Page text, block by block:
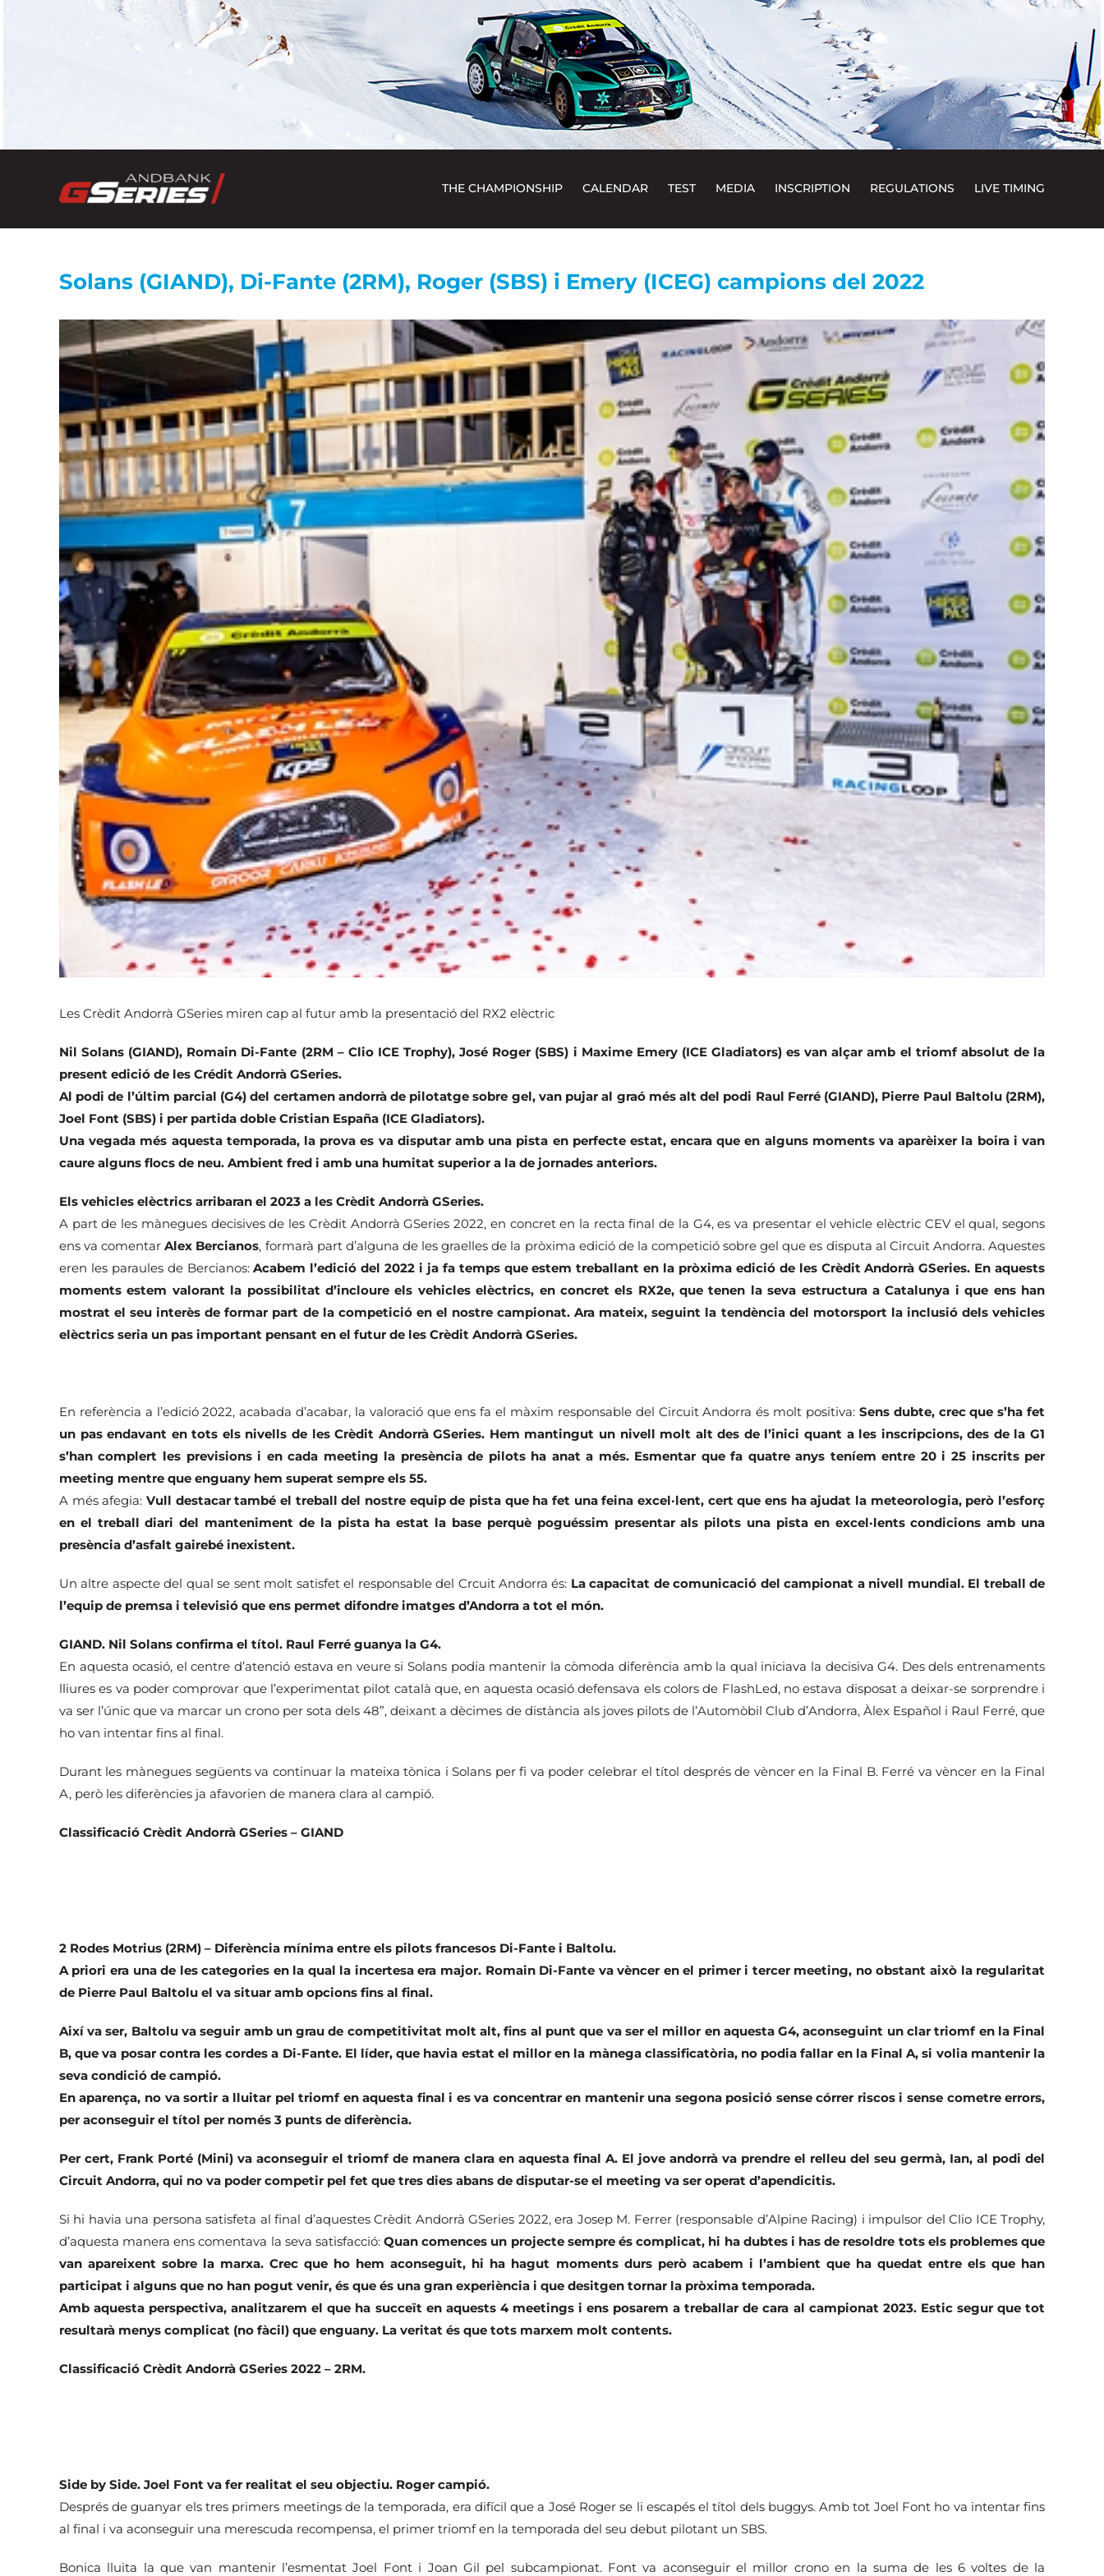
THE CHAMPIONSHIP CALENDAR TEST MEDIA INSCRIPTION REGULATIONS LIVE TIMING
Solans (GIAND), Di-Fante (2RM), Roger (SBS) i Emery (ICEG) campions del 2022
Les Crèdit Andorrà GSeries miren cap al futur amb la presentació del RX2 elèctric
Nil Solans (GIAND), Romain Di-Fante (2RM – Clio ICE Trophy), José Roger (SBS) i Maxime Emery (ICE Gladiators) es van alçar amb el triomf absolut de la
present edició de les Crédit Andorrà GSeries.
Al podi de l’últim parcial (G4) del certamen andorrà de pilotatge sobre gel, van pujar al graó més alt del podi Raul Ferré (GIAND), Pierre Paul Baltolu (2RM),
Joel Font (SBS) i per partida doble Cristian España (ICE Gladiators).
Una vegada més aquesta temporada, la prova es va disputar amb una pista en perfecte estat, encara que en alguns moments va aparèixer la boira i van
caure alguns flocs de neu. Ambient fred i amb una humitat superior a la de jornades anteriors.
Els vehicles elèctrics arribaran el 2023 a les Crèdit Andorrà GSeries.
A part de les mànegues decisives de les Crèdit Andorrà GSeries 2022, en concret en la recta final de la G4, es va presentar el vehicle elèctric CEV el qual, segons
ens va comentarAlex Bercianos, formarà part d’alguna de les graelles de la pròxima edició de la competició sobre gel que es disputa al Circuit Andorra. Aquestes
eren les paraules de Bercianos:Acabem l’edició del 2022 i ja fa temps que estem treballant en la pròxima edició de les Crèdit Andorrà GSeries. En aquests
moments estem valorant la possibilitat d’incloure els vehicles elèctrics, en concret els RX2e, que tenen la seva estructura a Catalunya i que ens han
mostrat el seu interès de formar part de la competició en el nostre campionat. Ara mateix, seguint la tendència del motorsport la inclusió dels vehicles
elèctrics seria un pas important pensant en el futur de les Crèdit Andorrà GSeries.
En referència a l’edició 2022, acabada d’acabar, la valoració que ens fa el màxim responsable del Circuit Andorra és molt positiva: Sens dubte, crec que s’ha fet
un pas endavant en tots els nivells de les Crèdit Andorrà GSeries. Hem mantingut un nivell molt alt des de l’inici quant a les inscripcions, des de la G1
s’han complert les previsions i en cada meeting la presència de pilots ha anat a més. Esmentar que fa quatre anys teníem entre 20 i 25 inscrits per
meeting mentre que enguany hem superat sempre els 55.
A més afegia: Vull destacar també el treball del nostre equip de pista que ha fet una feina excel·lent, cert que ens ha ajudat la meteorologia, però l’esforç
en el treball diari del manteniment de la pista ha estat la base perquè poguéssim presentar als pilots una pista en excel·lents condicions amb una
presència d’asfalt gairebé inexistent.
Un altre aspecte del qual se sent molt satisfet el responsable del Crcuit Andorra és: La capacitat de comunicació del campionat a nivell mundial. El treball de
l’equip de premsa i televisió que ens permet difondre imatges d’Andorra a tot el món.
GIAND. Nil Solans confirma el títol. Raul Ferré guanya la G4.
En aquesta ocasió, el centre d’atenció estava en veure si Solans podia mantenir la còmoda diferència amb la qual iniciava la decisiva G4. Des dels entrenaments
lliures es va poder comprovar que l’experimentat pilot català que, en aquesta ocasió defensava els colors de FlashLed, no estava disposat a deixar-se sorprendre i
va ser l’únic que va marcar un crono per sota dels 48”, deixant a dècimes de distància als joves pilots de l’Automòbil Club d’Andorra, Àlex Español i Raul Ferré, que
ho van intentar fins al final.
Durant les mànegues següents va continuar la mateixa tònica i Solans per fi va poder celebrar el títol després de vèncer en la Final B. Ferré va vèncer en la Final
A, però les diferències ja afavorien de manera clara al campió.
Classificació Crèdit Andorrà GSeries – GIAND
2 Rodes Motrius (2RM) – Diferència mínima entre els pilots francesos Di-Fante i Baltolu.
A priori era una de les categories en la qual la incertesa era major. Romain Di-Fante va vèncer en el primer i tercer meeting, no obstant això la regularitat
de Pierre Paul Baltolu el va situar amb opcions fins al final.
Així va ser, Baltolu va seguir amb un grau de competitivitat molt alt, fins al punt que va ser el millor en aquesta G4, aconseguint un clar triomf en la Final
B, que va posar contra les cordes a Di-Fante. El líder, que havia estat el millor en la mànega classificatòria, no podia fallar en la Final A, si volia mantenir la
seva condició de campió.
En aparença, no va sortir a lluitar pel triomf en aquesta final i es va concentrar en mantenir una segona posició sense córrer riscos i sense cometre errors,
per aconseguir el títol per només 3 punts de diferència.
Per cert, Frank Porté (Mini) va aconseguir el triomf de manera clara en aquesta final A. El jove andorrà va prendre el relleu del seu germà, Ian, al podi del
Circuit Andorra, qui no va poder competir pel fet que tres dies abans de disputar-se el meeting va ser operat d’apendicitis.
Si hi havia una persona satisfeta al final d’aquestes Crèdit Andorrà GSeries 2022, era Josep M. Ferrer (responsable d’Alpine Racing) i impulsor del Clio ICE Trophy,
d’aquesta manera ens comentava la seva satisfacció:Quan comences un projecte sempre és complicat, hi ha dubtes i has de resoldre tots els problemes que
van apareixent sobre la marxa. Crec que ho hem aconseguit, hi ha hagut moments durs però acabem i l’ambient que ha quedat entre els que han
participat i alguns que no han pogut venir, és que és una gran experiència i que desitgen tornar la pròxima temporada.
Amb aquesta perspectiva, analitzarem el que ha succeït en aquests 4 meetings i ens posarem a treballar de cara al campionat 2023. Estic segur que tot
resultarà menys complicat (no fàcil) que enguany. La veritat és que tots marxem molt contents.
Classificació Crèdit Andorrà GSeries 2022 – 2RM.
Side by Side. Joel Font va fer realitat el seu objectiu. Roger campió.
Després de guanyar els tres primers meetings de la temporada, era difícil que a José Roger se li escapés el títol dels buggys. Amb tot Joel Font ho va intentar fins
al final i va aconseguir una merescuda recompensa, el primer triomf en la temporada del seu debut pilotant un SBS.
Bonica lluita la que van mantenir l’esmentat Joel Font i Joan Gil pel subcampionat. Font va aconseguir el millor crono en la suma de les 6 voltes de la